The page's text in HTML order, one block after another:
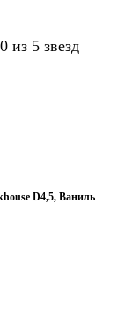
из 5 звезд
D4,5, Ваниль